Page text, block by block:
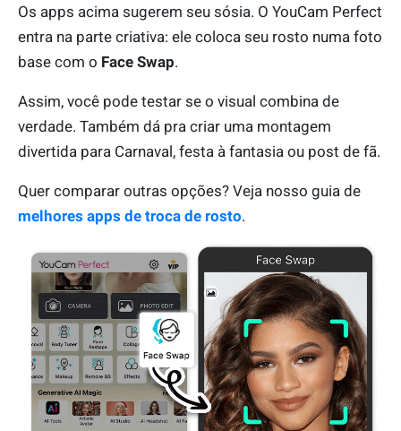
Os apps acima sugerem seu sósia. O YouCam Perfect
entra na parte criativa: ele coloca seu rosto numa foto
base com o Face Swap.
Assim, você pode testar se o visual combina de
verdade. Também dá pra criar uma montagem
divertida para Carnaval, festa à fantasia ou post de fã.
Quer comparar outras opções? Veja nosso guia de
melhores apps de troca de rosto.